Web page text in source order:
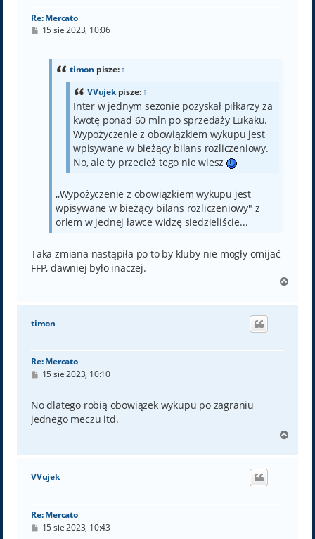
Re: Mercato
P15 sie 2023, 10:06
timon pisze:↑
VVujekpisze:↑
Inter w jednym sezonie pozyskał piłkarzy za
kwotę ponad 60 mln po sprzedaży Lukaku.
Wypożyczenie z obowiązkiem wykupu jest
wpisywane w bieżący bilans rozliczeniowy.
No, ale ty przecież tego nie wiesz
,,Wypożyczenie z obowiązkiem wykupu jest
wpisywane w bieżący bilans rozliczeniowy" z
orlem w jednej ławce widzę siedzieliście...
Taka zmiana nastąpiła po to by kluby nie mogły omijać
FFP, dawniej było inaczej.
g
timon
Re: Mercato
P
t
15 sie 2023, 10:10
No dlatego robią obowiązek wykupu po zagraniu
jednego meczu itd.
g
VVujek
Re: Mercato
P15 sie 2023, 10:43